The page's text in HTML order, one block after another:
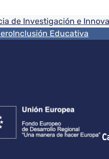
de Investigación e
Inclusión Educativa